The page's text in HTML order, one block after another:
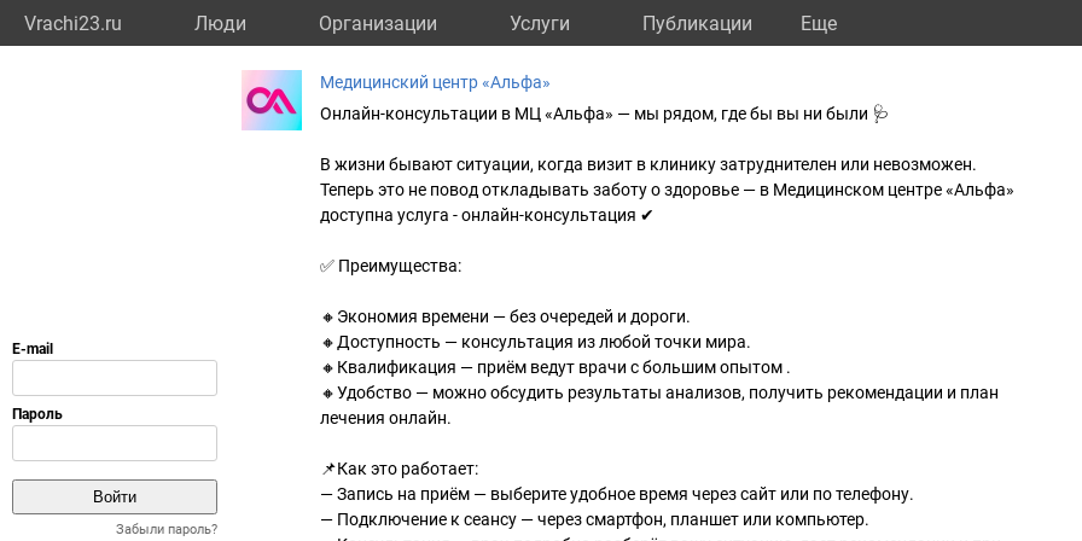
Vrachi23.ru Люди Организации Услуги Публикации Eще
Забыли пароль?
Медицинский центр «Альфа»
Онлайн-консультации в МЦ «Альфа» — мы рядом, где бы вы ни были 🩺
В жизни бывают ситуации, когда визит в клинику затруднителен или невозможен.
Теперь это не повод откладывать заботу о здоровье — в Медицинском центре «Альфа»
доступна услуга - онлайн-консультация ✔
✅ Преимущества:
🔸Экономия времени — без очередей и дороги.
🔸Доступность — консультация из любой точки мира.
🔸Квалификация — приём ведут врачи с большим опытом .
🔸Удобство — можно обсудить результаты анализов, получить рекомендации и план
лечения онлайн.
📌Как это работает:
— Запись на приём — выберите удобное время через сайт или по телефону.
— Подключение к сеансу — через смартфон, планшет или компьютер.